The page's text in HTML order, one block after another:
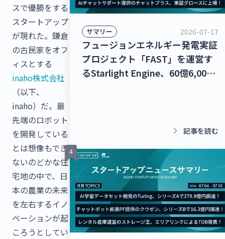
スで優勝をする
スタートアップ
が現れた。鎌倉
の古民家をオフ
ィスとする
inaho株式会社
（以下、
inaho）だ。最
先端のロボット
を開発している
とは想像もでき
ないのどかな住
宅地の中で、日
本の農業の未来
を左右するイノ
ベーションが起
ころうとしてい
サマリー 2026-07-17
フュージョンエネルギー発電実証
プロジェクト「FAST」を運営す
るStarlight Engine、60億6,000
Solutions、シードラウンドで4億
トアップニュース】
keyboard_arrow_right 記事を読む